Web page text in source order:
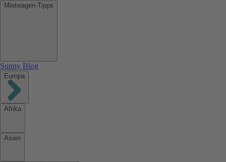
Mietwagen-Tipps
Sunny Blog
Europa
Afrika
Asien